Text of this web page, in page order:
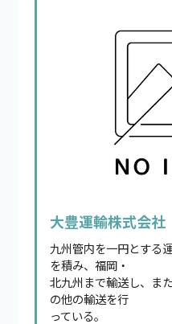
大豊運輸株式会社
九州管内を一円とする
を積み、福岡・
北九州まで輸送し、ま
の他の輸送を行
っている。